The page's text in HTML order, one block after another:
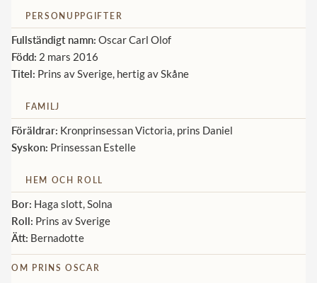
Thailändska kungahuset
Monacos furstehus
PERSONUPPGIFTER
Fullständigt namn: Oscar Carl Olof
Född: 2 mars 2016
Titel: Prins av Sverige, hertig av Skåne
FAMILJ
Föräldrar: Kronprinsessan Victoria, prins Daniel
Syskon: Prinsessan Estelle
HEM OCH ROLL
Bor: Haga slott, Solna
Roll: Prins av Sverige
Ätt: Bernadotte
OM PRINS OSCAR